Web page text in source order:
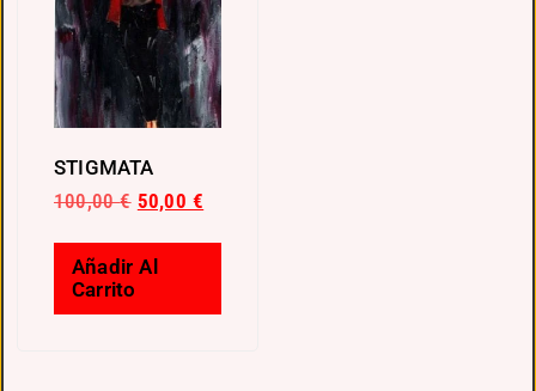
STIGMATA
100,00€ 50,00€
Añadir Al
Carrito